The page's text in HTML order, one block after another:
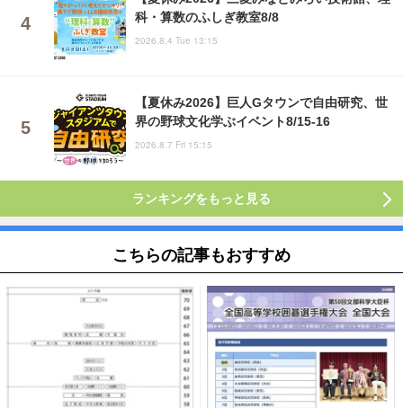
科・算数のふしぎ教室8/8
2026.8.4 Tue 13:15
【夏休み2026】巨人Gタウンで自由研究、世
界の野球文化学ぶイベント8/15-16
2026.8.7 Fri 15:15
ランキングをもっと見る
こちらの記事もおすすめ